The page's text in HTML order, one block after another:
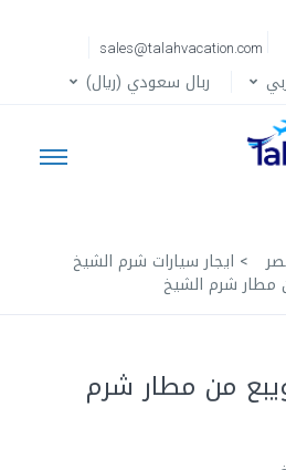
sales@talahvacation.com
ربال سعودي (ريال)
ايجار سيارات شرم الشيخ
مطار شرم الشيخ
من مطار شرم